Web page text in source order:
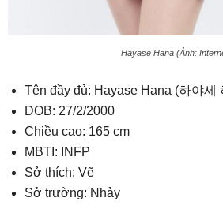
Hayase Hana (Ảnh:
Tên đầy đủ: Hayase Hana (하야세
DOB: 27/2/2000
Chiều cao: 165 cm
MBTI: INFP
Sở thích: Vẽ
Sở trường: Nhảy